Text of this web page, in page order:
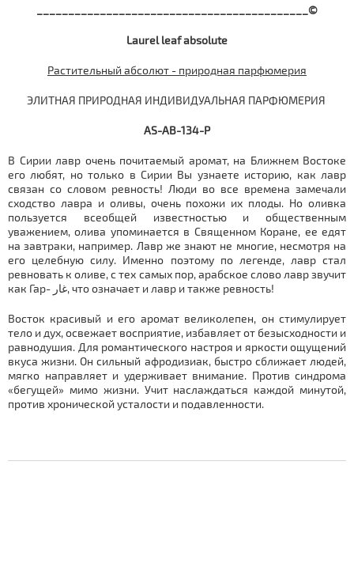
___________________________________________©
Laurel leaf absolute
Растительный абсолют - природная парфюмерия
ЭЛИТНАЯ ПРИРОДНАЯ ИНДИВИДУАЛЬНАЯ ПАРФЮМЕРИЯ
AS-AB-134-P
В Сирии лавр очень почитаемый аромат, на Ближнем Востоке
его любят, но только в Сирии Вы узнаете историю, как лавр
связан со словом ревность! Люди во все времена замечали
сходство лавра и оливы, очень похожи их плоды. Но оливка
пользуется всеобщей известностью и общественным
уважением, олива упоминается в Священном Коране, ее едят
на завтраки, например. Лавр же знают не многие, несмотря на
его целебную силу. Именно поэтому по легенде, лавр стал
ревновать к оливе, с тех самых пор, арабское слово лавр звучит
как Гар- غار, что означает и лавр и также ревность!
Восток красивый и его аромат великолепен, он стимулирует
тело и дух, освежает восприятие, избавляет от безысходности и
равнодушия. Для романтического настроя и яркости ощущений
вкуса жизни. Он сильный афродизиак, быстро сближает людей,
мягко направляет и удерживает внимание. Против синдрома
«бегущей» мимо жизни. Учит наслаждаться каждой минутой,
против хронической усталости и подавленности.